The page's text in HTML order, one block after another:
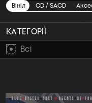
Вініл CD / SACD
Вініл
КАТЕГОРІЇ
Всі